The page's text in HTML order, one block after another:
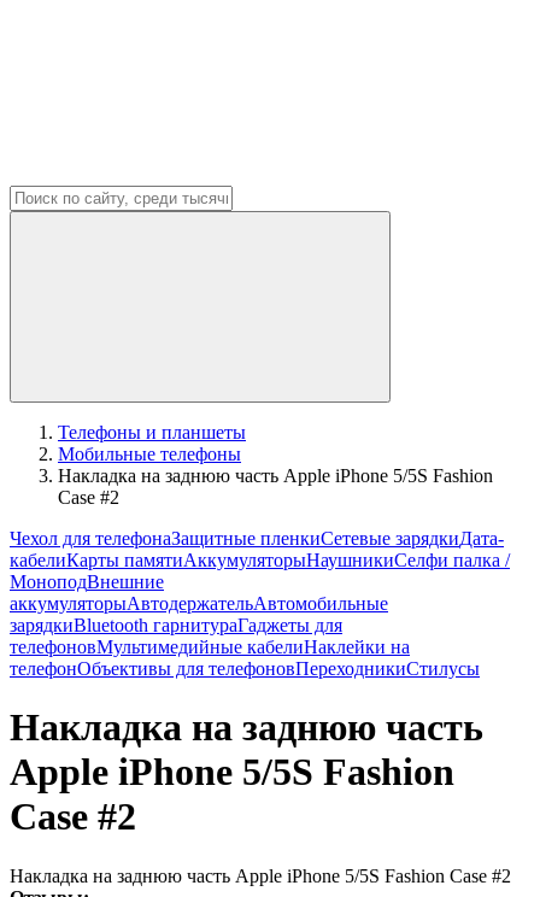
Телефоны и планшеты
Мобильные телефоны
Накладка на заднюю часть Apple iPhone 5/5S Fashion
Case #2
Чехол для телефонаЗащитные пленкиСетевые зарядкиДата-
кабелиКарты памятиАккумуляторыНаушникиСелфи палка /
МоноподВнешние
аккумуляторыАвтодержательАвтомобильные
зарядкиBluetooth гарнитураГаджеты для
телефоновМультимедийные кабелиНаклейки на
телефонОбъективы для телефоновПереходникиСтилусы
Накладка на заднюю часть
Apple iPhone 5/5S Fashion
Case #2
Накладка на заднюю часть Apple iPhone 5/5S Fashion Case #2